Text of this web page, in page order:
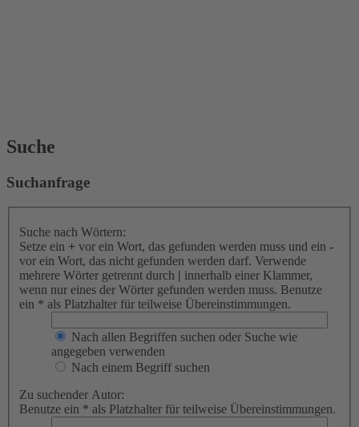
Suche
Suchanfrage
Suche nach Wörtern:
Setze ein + vor ein Wort, das gefunden werden muss und ein -
vor ein Wort, das nicht gefunden werden darf. Verwende
mehrere Wörter getrennt durch | innerhalb einer Klammer,
wenn nur eines der Wörter gefunden werden muss. Benutze
ein * als Platzhalter für teilweise Übereinstimmungen.
Nach allen Begriffen suchen oder Suche wie
angegeben verwenden
Nach einem Begriff suchen
Zu suchender Autor:
Benutze ein * als Platzhalter für teilweise Übereinstimmungen.